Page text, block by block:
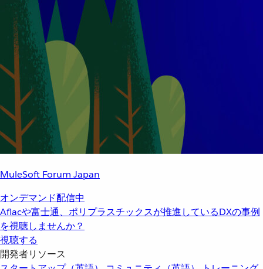
MuleSoft Forum Japan
オンデマンド配信中
Aflacや富士通、ポリプラスチックスが推進しているDXの事例
を視聴しませんか？
視聴する
開発者リソース